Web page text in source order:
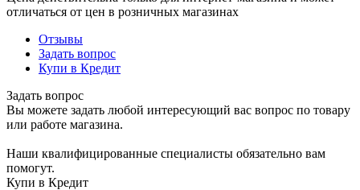
отличаться от цен в розничных магазинах
Отзывы
Задать вопрос
Купи в Кредит
Задать вопрос
Вы можете задать любой интересующий вас вопрос по товару
или работе магазина.
Наши квалифицированные специалисты обязательно вам
помогут.
Купи в Кредит